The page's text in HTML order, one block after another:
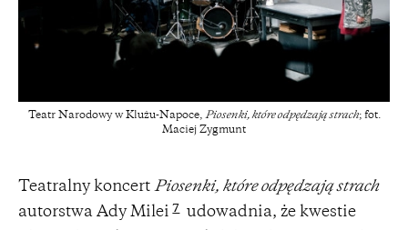
Teatr Narodowy w Klużu-Napoce, Piosenki, które odpędzają strach; fot.
Maciej Zygmunt
Teatralny koncert Piosenki, które odpędzają strach
autorstwa Ady Milei 7
udowadnia, że kwestie